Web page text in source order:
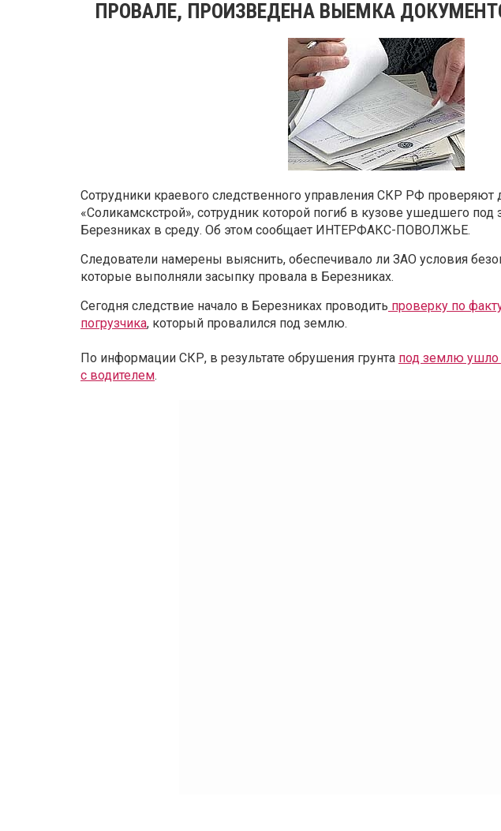
ПРОВАЛЕ, ПРОИЗВЕДЕНА ВЫЕМКА
Сотрудники краевого следственного управления СКР РФ
«Соликамскстрой», сотрудник которой погиб в кузове ушедшего под
Березниках в среду. Об этом сообщает ИНТЕРФАКС-ПОВОЛЖЬЕ.
Следователи намерены выяснить, обеспечивало ли ЗАО условия
которые выполняли засыпку провала в Березниках.
Сегодня следствие начало в Березниках проводить проверку по
погрузчика, который провалился под землю.
По информации СКР, в результате обрушения грунта под землю ушло
с водителем.